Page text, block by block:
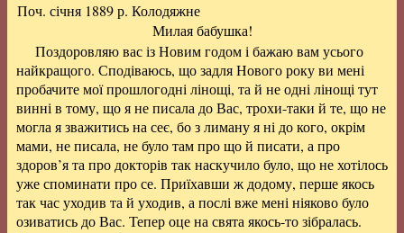
Поч. січня 1889 р. Колодяжне
Милая бабушка!
Поздоровляю вас із Новим годом і бажаю вам усього
найкращого. Сподіваюсь, що задля Нового року ви мені
пробачите мої прошлогодні лінощі, та й не одні лінощі тут
винні в тому, що я не писала до Вас, трохи-таки й те, що не
могла я зважитись на сеє, бо з лиману я ні до кого, окрім
мами, не писала, не було там про що й писати, а про
здоров’я та про докторів так наскучило було, що не хотілось
уже споминати про се. Приїхавши ж додому, перше якось
так час уходив та й уходив, а послі вже мені ніяково було
озиватись до Вас. Тепер оце на свята якось-то зібралась.